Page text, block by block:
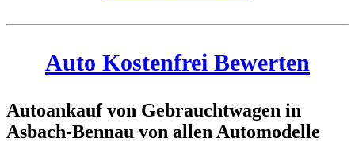
Auto Kostenfrei Bewerten
Autoankauf von Gebrauchtwagen in
Asbach-Bennau von allen Automodelle